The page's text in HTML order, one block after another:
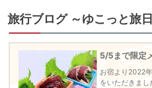
は指定不可）
大型ライブキッチンが自
煙
画にように美しい富士山の眺めが愉しめる
の「プレミアムブッフェ」箱根ロープウェ
※全客室内Wi-Fi設置有
チェックイン15:00〜20:00
チェックアウト 〜11:00
旅行ブログ ～ゆこっと旅
5/5まで限定
お宿より2022
をいただきま